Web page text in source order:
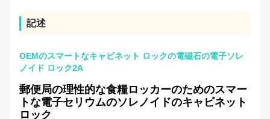
記述
OEMのスマートなキャビネット ロックの電磁石の電子ソレ
ノイド ロック2A
郵便局の理性的な食糧ロッカーのためのスマー
トな電子セリウムのソレノイドのキャビネット
ロック